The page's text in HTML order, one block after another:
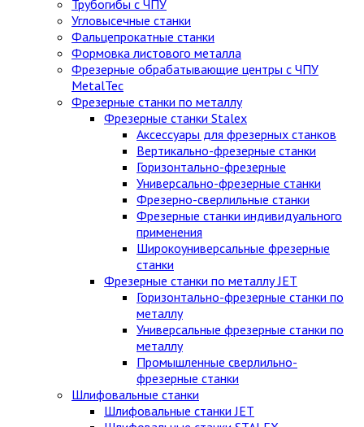
Трубогибы с ЧПУ
Угловысечные станки
Фальцепрокатные станки
Формовка листового металла
Фрезерные обрабатывающие центры с ЧПУ
MetalTec
Фрезерные станки по металлу
Фрезерные станки Stalex
Аксессуары для фрезерных станков
Вертикально-фрезерные станки
Горизонтально-фрезерные
Универсально-фрезерные станки
Фрезерно-сверлильные станки
Фрезерные станки индивидуального
применения
Широкоуниверсальные фрезерные
станки
Фрезерные станки по металлу JET
Горизонтально-фрезерные станки по
металлу
Универсальные фрезерные станки по
металлу
Промышленные сверлильно-
фрезерные станки
Шлифовальные станки
Шлифовальные станки JET